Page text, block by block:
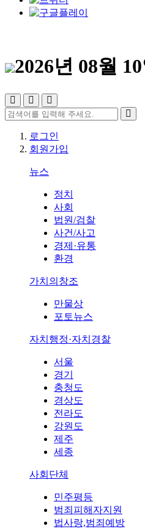
2026년 08월
로그인
회원가입
뉴스
정치
사회
법원/검찰
사건/사고
경제·유통
환경
가치의창조
만물상
포토뉴스
자치행정·자치경찰
서울
경기
충청도
경상도
전라도
강원도
제주
세종
사회단체
민주평등
범죄피해자지원
법사랑,범죄예방